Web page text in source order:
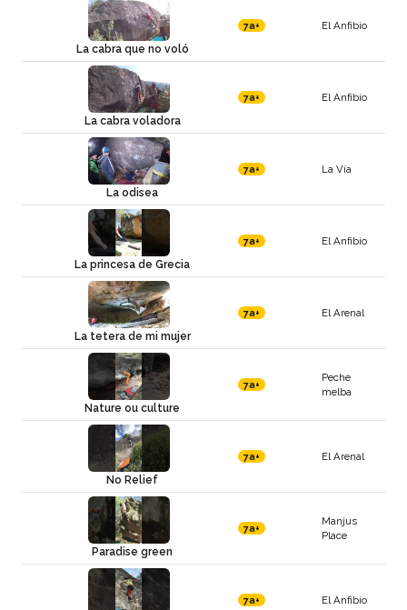
La cabra que no voló
7a+ El Anfibio
La cabra voladora
7a+ El Anfibio
La odisea
7a+ La Vía
La princesa de Grecia
7a+ El Anfibio
La tetera de mi mujer
7a+ El Arenal
Nature ou culture
7a+
Peche
melba
No Relief
7a+ El Arenal
Paradise green
7a+
Manjus
Place
7a+ El Anfibio